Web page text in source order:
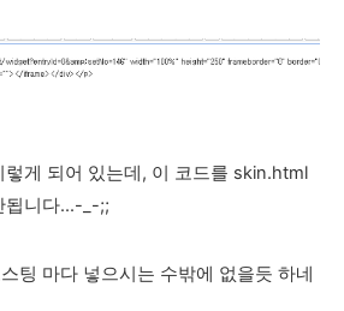
게 되어 있는데, 이 코드를 skin.html
됩니다...-_-;;
팅 마다 넣으시는 수밖에 없을듯 하네